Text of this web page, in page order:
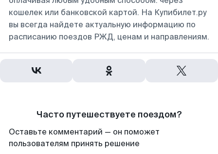
кошелек или банковской картой. На Купибилет.ру
вы всегда найдете актуальную информацию по
расписанию поездов РЖД, ценам и направлениям.
Часто путешествуете поездом?
Оставьте комментарий — он поможет
пользователям принять решение